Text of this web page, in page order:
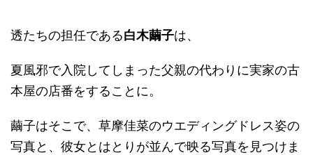
透たちの担任である白木繭子は、
夏風邪で入院してしまった父親の代わりに実家の古
本屋の店番をすることに。
繭子はそこで、草摩佳菜のウエディングドレス姿の
写真と、彼女とはとりが並んで映る写真を見つけま